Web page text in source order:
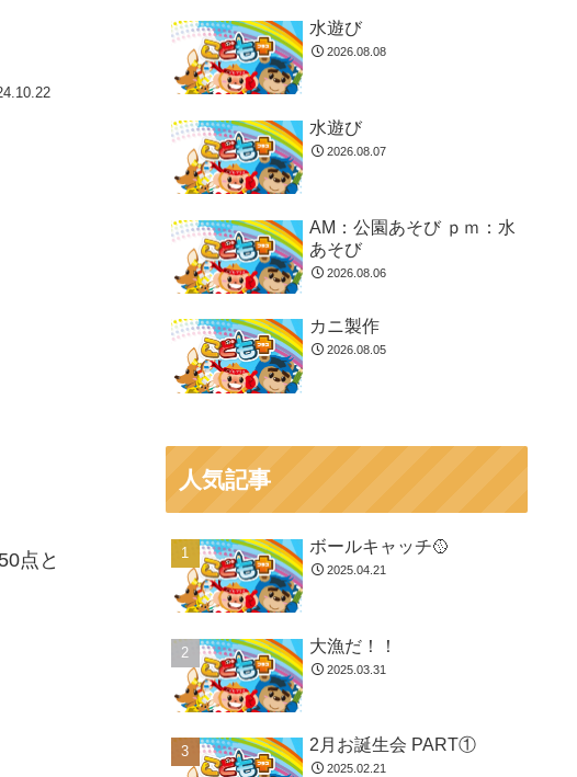
点と
水遊び
2026.08.08
水遊び
2026.08.07
AM：公園あそび ｐｍ：水
あそび
2026.08.06
カニ製作
2026.08.05
人気記事
ボールキャッチ🥎
2025.04.21
大漁だ！！
2025.03.31
2月お誕生会 PART①
2025.02.21